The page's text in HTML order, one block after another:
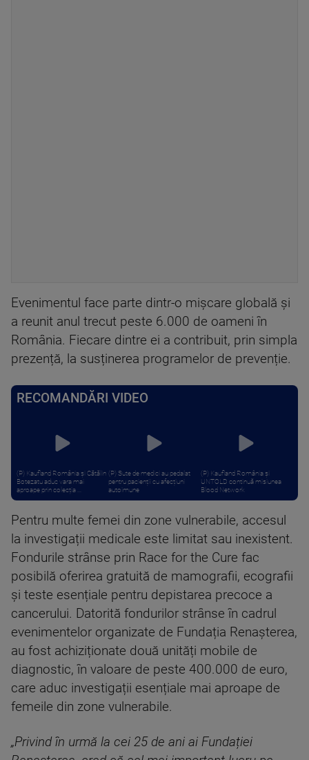
Evenimentul face parte dintr-o mișcare globală și
a reunit anul trecut peste 6.000 de oameni în
România. Fiecare dintre ei a contribuit, prin simpla
prezență, la susținerea programelor de prevenție.
RECOMANDĂRI VIDEO
(P) Kaufland România și Cătălin
Botezatu aduc vara mai
aproape prin colecția ...
(P) Sute de medici au pedalat
pentru pacienții cu afecțiuni
autoimune
(P) Kaufland România și
UNTOLD continuă misiunea
Blood Network
Pentru multe femei din zone vulnerabile, accesul
la investigații medicale este limitat sau inexistent.
Fondurile strânse prin Race for the Cure fac
posibilă oferirea gratuită de mamografii, ecografii
și teste esențiale pentru depistarea precoce a
cancerului. Datorită fondurilor strânse în cadrul
evenimentelor organizate de Fundația Renașterea,
au fost achiziționate două unități mobile de
diagnostic, în valoare de peste 400.000 de euro,
care aduc investigații esențiale mai aproape de
femeile din zone vulnerabile.
„Privind în urmă la cei 25 de ani ai Fundației